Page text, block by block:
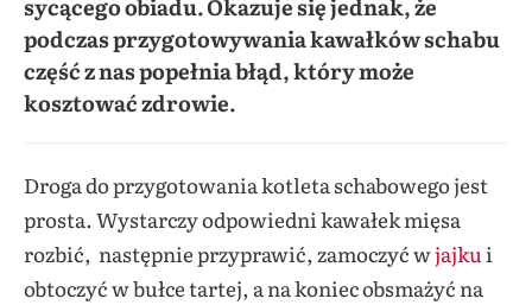
podczas przygotowywania kawałków schabu
część z nas popełnia błąd, który może
kosztować zdrowie.
Droga do przygotowania kotleta schabowego jest
prosta. Wystarczy odpowiedni kawałek mięsa
rozbić, następnie przyprawić, zamoczyć wjajku i
obtoczyć w bułce tartej, a na koniec obsmażyć na